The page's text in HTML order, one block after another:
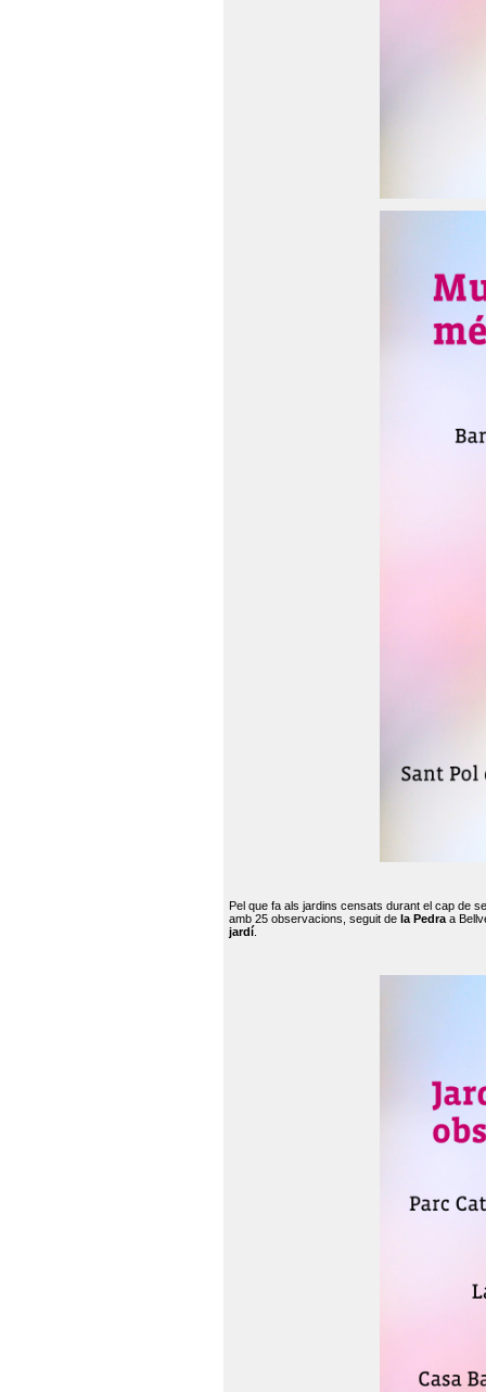
Pel que fa als jardins censats durant el cap de
amb 25 observacions, seguit de la Pedra a
jardí